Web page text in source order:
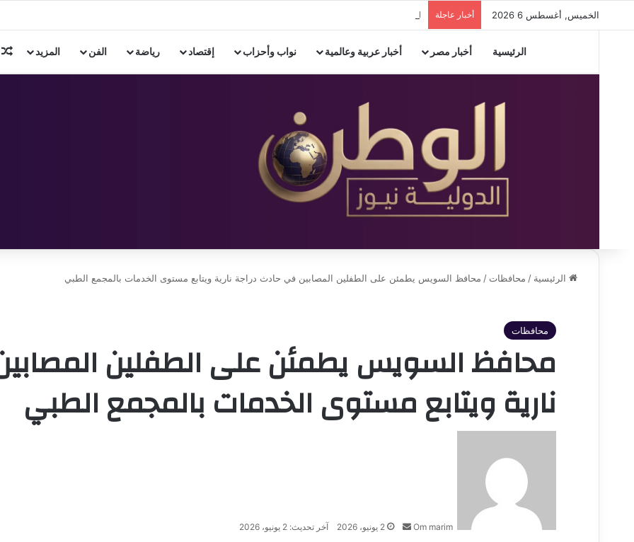
الخميس, أغسطس 6 2026 أخبار عاجلة للعام الخامس.. «إسكندرية بتفرح» تواصل فعالياتها بشاطئ البوريفاج تحت شعار «اعرف مركزك»
الرئيسية أخبار مصر أخبار عربية وعالمية نواب وأحزاب إقتصاد رياضة الفن المزيد
الرئيسية / محافظات / محافظ السويس يطمئن على الطفلين المصابين في حادث دراجة نارية ويتابع مستوى الخدمات بالمجمع الطبي
محافظات
محافظ السويس يطمئن على الطفلين
نارية ويتابع مستوى الخدمات بالمجمع الطبي
Om marim 2 يونيو، 2026 آخر تحديث: 2 يونيو، 2026